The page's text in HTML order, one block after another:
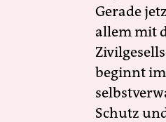
Gerade
allem mit
beginnt
Schutz